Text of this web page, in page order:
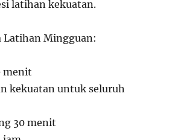
latihan kekuatan.
Latihan Mingguan:
menit
kekuatan untuk seluruh
30 menit